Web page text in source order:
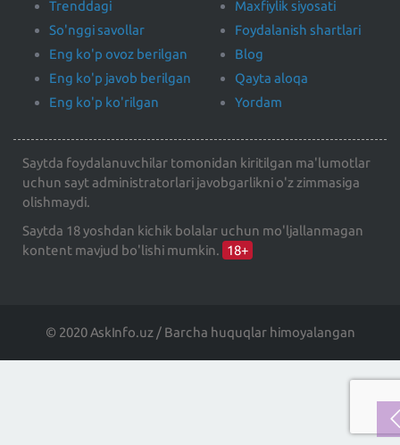
Trenddagi
So'nggi savollar
Eng ko'p ovoz berilgan
Eng ko'p javob berilgan
Eng ko'p ko'rilgan
Maxfiylik siyosati
Foydalanish shartlari
Blog
Qayta aloqa
Yordam
Saytda foydalanuvchilar tomonidan kiritilgan ma'lumotlar
uchun sayt administratorlari javobgarlikni o'z zimmasiga
olishmaydi.
Saytda 18 yoshdan kichik bolalar uchun mo'ljallanmagan
kontent mavjud bo'lishi mumkin. 18+
© 2020 AskInfo.uz / Barcha huquqlar himoyalangan